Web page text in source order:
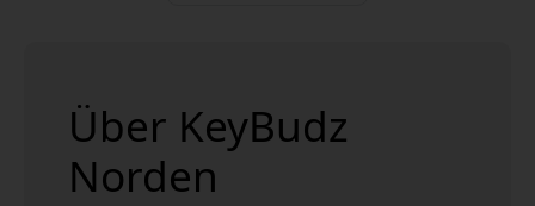
Über KeyBudz
Norden